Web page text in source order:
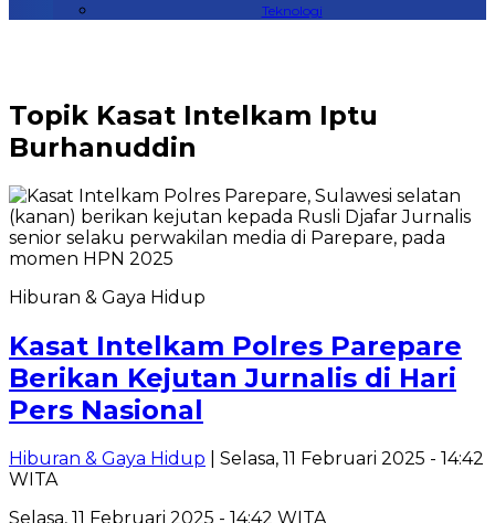
Teknologi
Topik Kasat Intelkam Iptu
Burhanuddin
Hiburan & Gaya Hidup
Kasat Intelkam Polres Parepare
Berikan Kejutan Jurnalis di Hari
Pers Nasional
Hiburan & Gaya Hidup | Selasa, 11 Februari 2025 - 14:42
WITA
Selasa, 11 Februari 2025 - 14:42 WITA